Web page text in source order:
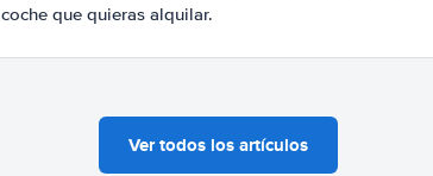
coche que quieras alquilar.
Ver todos los artículos